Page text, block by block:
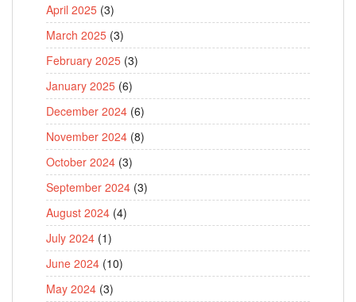
April 2025 (3)
March 2025 (3)
February 2025 (3)
January 2025 (6)
December 2024 (6)
November 2024 (8)
October 2024 (3)
September 2024 (3)
August 2024 (4)
July 2024 (1)
June 2024 (10)
May 2024 (3)